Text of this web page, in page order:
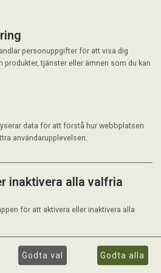
personuppgifter för att visa dig
produkter, tjänster eller ämnen som du kan
data för att förstå hur webbplatsen
användarupplevelsen.
inaktivera alla valfria
för att aktivera eller inaktivera alla
Godta val Godta alla